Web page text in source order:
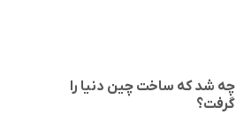
چه شد که ساخت چین دنیا را
گرفت؟